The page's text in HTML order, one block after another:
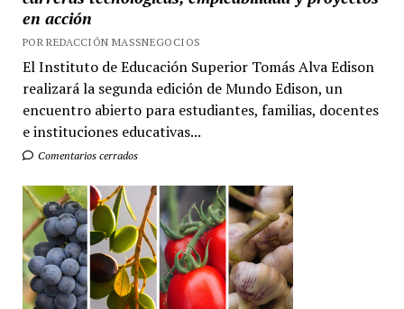
en acción
POR REDACCIÓN MASSNEGOCIOS
El Instituto de Educación Superior Tomás Alva Edison
realizará la segunda edición de Mundo Edison, un
encuentro abierto para estudiantes, familias, docentes
e instituciones educativas...
Comentarios cerrados